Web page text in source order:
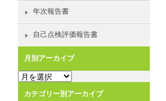
年次報告書
自己点検評価報告書
月別アーカイブ
月
カテゴリー別アーカイブ